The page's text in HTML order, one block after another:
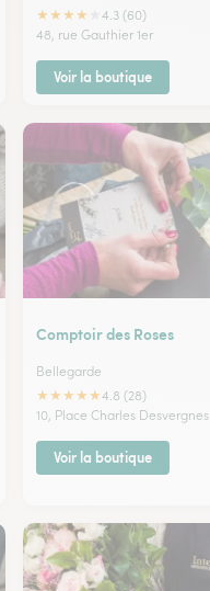
★★★★
4.3 (60)
48, rue Gauthier 1er
Voir la boutique
Comptoir des Roses
Bellegarde
★★★★★4.8 (28)
10, Place Charles Desvergnes
Voir la boutique